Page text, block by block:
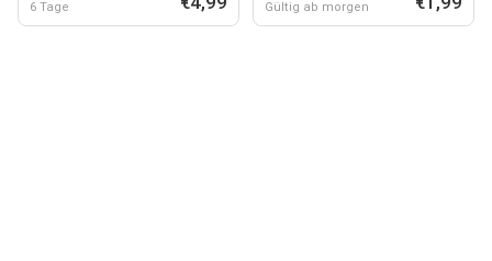
6 Tage Gültig ab morgen